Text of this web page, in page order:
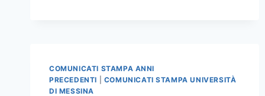
“LE
DONNE
COMUNICATI STAMPA ANNI
PRECEDENTI
COMUNICATI STAMPA UNIVERSITÀ
DI MESSINA